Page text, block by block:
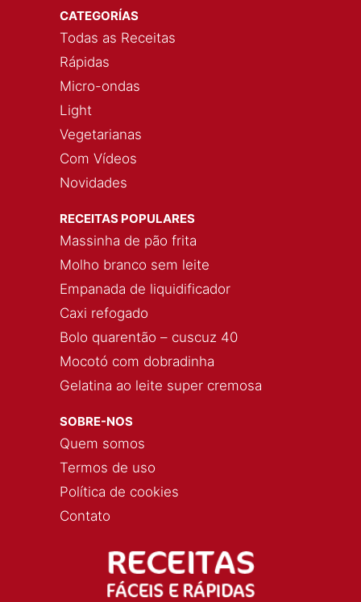
CATEGORÍAS
Todas as Receitas
Rápidas
Micro-ondas
Light
Vegetarianas
Com Vídeos
Novidades
RECEITAS POPULARES
Massinha de pão frita
Molho branco sem leite
Empanada de liquidificador
Caxi refogado
Bolo quarentão – cuscuz 40
Mocotó com dobradinha
Gelatina ao leite super cremosa
SOBRE-NOS
Quem somos
Termos de uso
Política de cookies
Contato